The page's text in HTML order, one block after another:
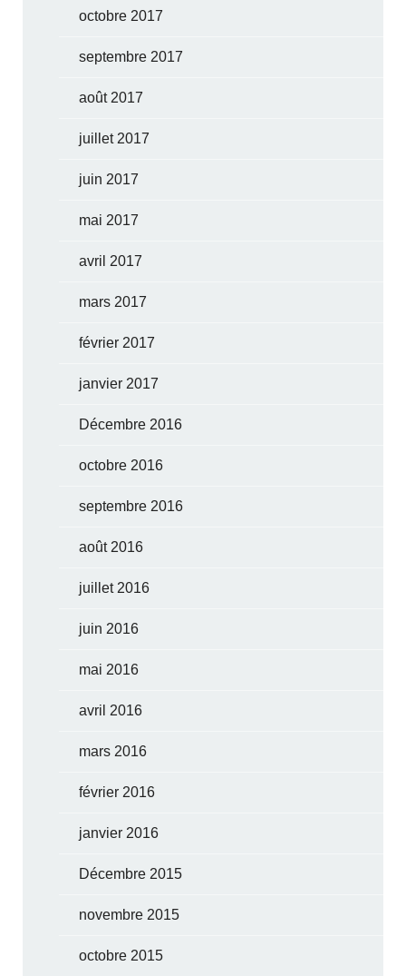
octobre 2017
septembre 2017
août 2017
juillet 2017
juin 2017
mai 2017
avril 2017
mars 2017
février 2017
janvier 2017
Décembre 2016
octobre 2016
septembre 2016
août 2016
juillet 2016
juin 2016
mai 2016
avril 2016
mars 2016
février 2016
janvier 2016
Décembre 2015
novembre 2015
octobre 2015